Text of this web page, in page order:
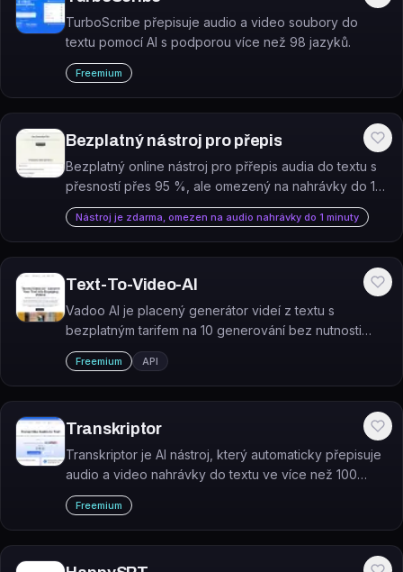
TurboScribe přepisuje audio a video soubory do
textu pomocí AI s podporou více než 98 jazyků.
Freemium
Bezplatný nástroj pro přepis
Bezplatný online nástroj pro přřepis audia do textu s
přesností přes 95 %, ale omezený na nahrávky do 1
minuty.
Nástroj je zdarma, omezen na audio nahrávky do 1 minuty
Text-To-Video-AI
Vadoo AI je placený generátor videí z textu s
bezplatným tarifem na 10 generování bez nutnosti
kreditní karty.
Freemium API
Transkriptor
Transkriptor je AI nástroj, který automaticky přepisuje
audio a video nahrávky do textu ve více než 100
jazycích.
Freemium